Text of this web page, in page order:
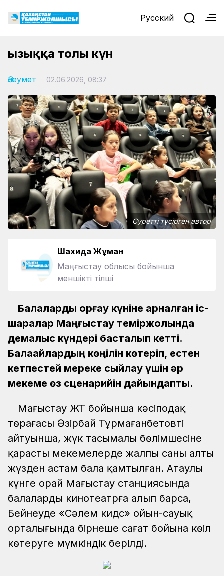
Русский
Қызыққа толы күн
Әлеумет 02.06.2026, 08:37
Суретті түсірген автор
Шахида Жұман
Маңғыстау облысы бойынша
меншікті тілші
Балаларды қорғау күніне арналған іс-
шаралар Маңғыстау теміржолында
демалыс күндері басталып кетті.
Балақайлардың көңілін көтеріп, естен
кетпестей мереке сыйлау үшін әр
мекеме өз сценарийін дайындапты.
Маңғыстау ЖТ бойынша кәсіподақ
төрағасы Әзірбай Тұрмағанбетовтің
айтуынша, жүк тасымалы бөлімшесіне
қарасты мекемелерде жалпы саны алты
жүзден астам бала қамтылған. Атаулы
күнге орай Маңғыстау станциясында
балаларды кинотеатрға алып барса,
Бейнеуде «Сәлем кидс» ойын-сауық
орталығында бірнеше сағат бойына көңіл
көтеруге мүмкіндік берілді.